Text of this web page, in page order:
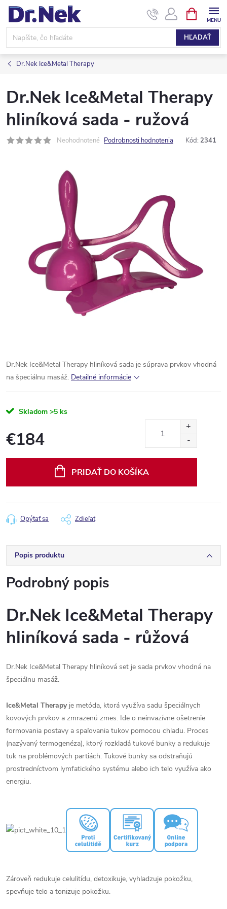
Prejsť
obsah
HĽADAŤ
KOŠÍK
Dr.Nek Ice&Metal Therapy
Dr.Nek Ice&Metal Therapy
hliníková sada - ružová
Neohodnotené Podrobnosti hodnotenia Kód: 2341
Dr.Nek Ice&Metal Therapy hliníková sada je súprava prvkov vhodná
na špeciálnu masáž. Detailné informácie
Skladom >5 ks
€184
PRIDAŤ DO KOŠÍKA
Opýtať sa Zdieľať
Popis produktu
Podrobný popis
Dr.Nek Ice&Metal Therapy
hliníková sada - růžová
Dr.Nek Ice&Metal Therapy hliníková set je sada prvkov vhodná na
špeciálnu masáž.
Ice&Metal Therapyje metóda, ktorá využíva sadu špeciálnych
kovových prvkov a zmrazenú zmes. Ide o neinvazívne ošetrenie
formovania postavy a spaľovania tukov pomocou chladu. Proces
(nazývaný termogenéza), ktorý rozkladá tukové bunky a redukuje
tuk na problémových partiách. Tukové bunky sa odstraňujú
prostredníctvom lymfatického systému alebo ich telo využíva ako
energiu.
Zároveň redukuje celulitídu, detoxikuje, vyhladzuje pokožku,
spevňuje telo a tonizuje pokožku.